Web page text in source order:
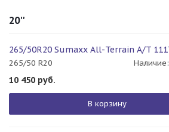
20''
265/50R20 Sumaxx All-Terrain A/T
265/50 R20 Наличие:
10 450 руб.
В корзину